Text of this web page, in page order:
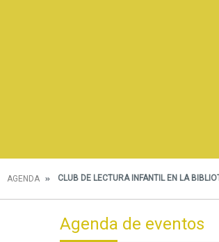
AGENDA CLUB DE LECTURA INFANTIL EN LA
Agenda de eventos